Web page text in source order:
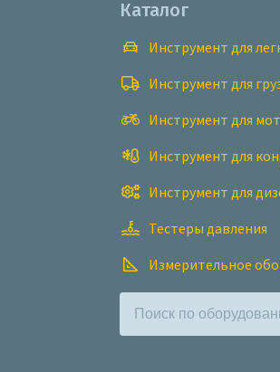
Каталог
Инструмент для
Инструмент для
Инструмент для
Инструмент для
Инструмент для
Тестеры давления
Измерительное